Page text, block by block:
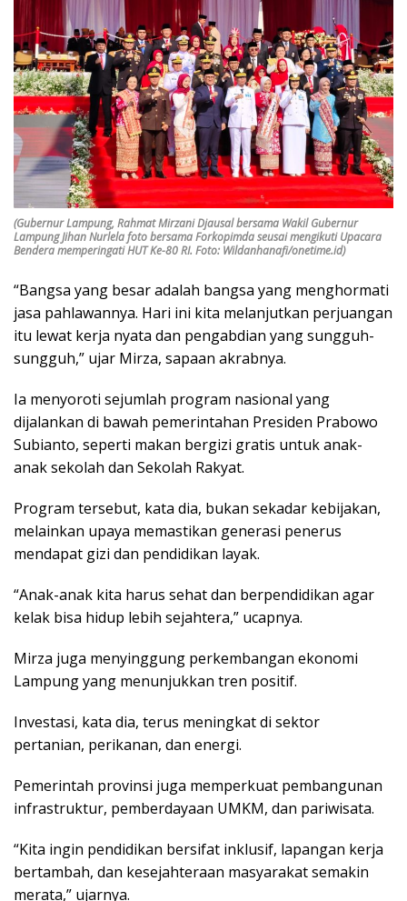
(Gubernur Lampung, Rahmat Mirzani Djausal bersama Wakil Gubernur
Lampung Jihan Nurlela foto bersama Forkopimda seusai mengikuti Upacara
Bendera memperingati HUT Ke-80 RI. Foto: Wildanhanafi/onetime.id)
“Bangsa yang besar adalah bangsa yang menghormati
jasa pahlawannya. Hari ini kita melanjutkan perjuangan
itu lewat kerja nyata dan pengabdian yang sungguh-
sungguh,” ujar Mirza, sapaan akrabnya.
Ia menyoroti sejumlah program nasional yang
dijalankan di bawah pemerintahan Presiden Prabowo
Subianto, seperti makan bergizi gratis untuk anak-
anak sekolah dan Sekolah Rakyat.
Program tersebut, kata dia, bukan sekadar kebijakan,
melainkan upaya memastikan generasi penerus
mendapat gizi dan pendidikan layak.
“Anak-anak kita harus sehat dan berpendidikan agar
kelak bisa hidup lebih sejahtera,” ucapnya.
Mirza juga menyinggung perkembangan ekonomi
Lampung yang menunjukkan tren positif.
Investasi, kata dia, terus meningkat di sektor
pertanian, perikanan, dan energi.
Pemerintah provinsi juga memperkuat pembangunan
infrastruktur, pemberdayaan UMKM, dan pariwisata.
“Kita ingin pendidikan bersifat inklusif, lapangan kerja
bertambah, dan kesejahteraan masyarakat semakin
merata,” ujarnya.